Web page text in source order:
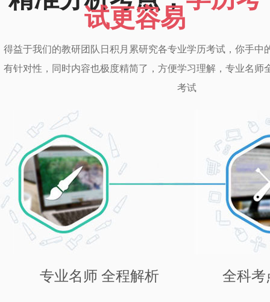
试更容易
得益于我们的教研团队日积月累研究各专业学历考试，你手中
有针对性，同时内容也极度精简了，方便学习理解，专业名师
考试
专业名师 全程解析 全科考